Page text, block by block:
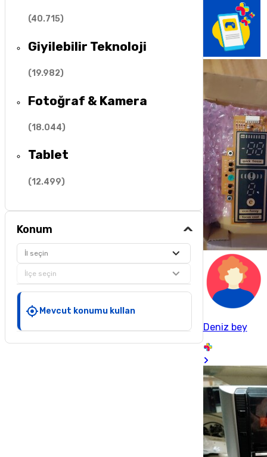
(40.715)
Giyilebilir Teknoloji
(19.982)
Fotoğraf & Kamera
(18.044)
Tablet
(12.499)
Konum
İl seçin
İlçe seçin
Mevcut konumu kullan
Deniz bey